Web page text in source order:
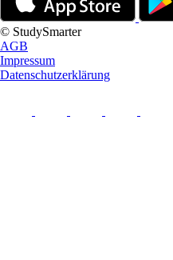
© StudySmarter
AGB
Impressum
Datenschutzerklärung